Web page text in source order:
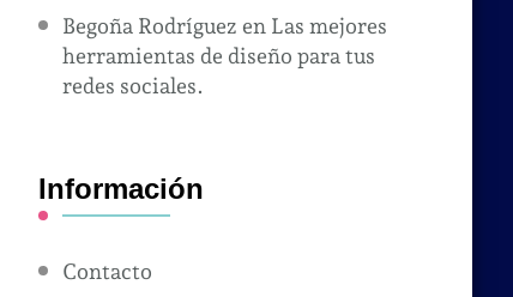
Begoña Rodríguez en Las mejores
herramientas de diseño para tus
redes sociales.
Información
Contacto